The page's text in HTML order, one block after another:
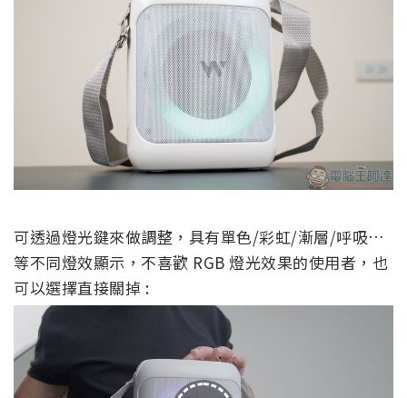
可透過燈光鍵來做調整，具有單色/彩虹/漸層/呼吸…
等不同燈效顯示，不喜歡 RGB 燈光效果的使用者，也
可以選擇直接關掉 :